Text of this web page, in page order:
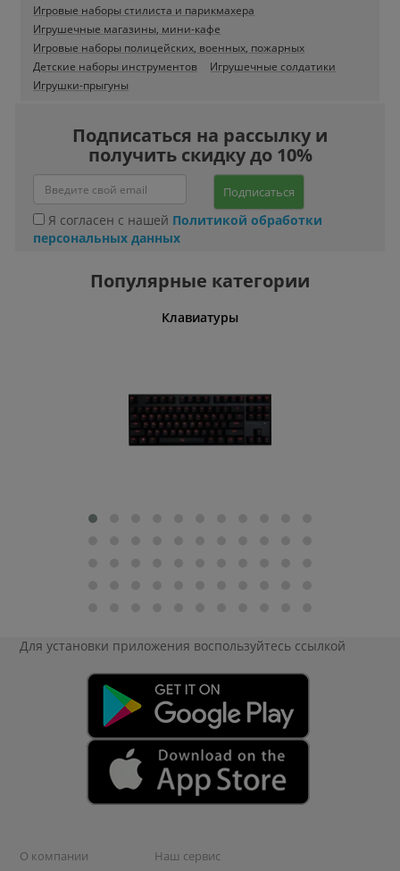
Игровые наборы стилиста и парикмахера
Игрушечные магазины, мини-кафе
Игровые наборы полицейских, военных, пожарных
Детские наборы инструментов
Игрушечные солдатики
Игрушки-прыгуны
Подписаться на рассылку и
получить скидку до 10%
Подписаться
Я согласен с нашей Политикой обработки
персональных данных
Популярные категории
Клавиатуры
Для установки приложения воспользуйтесь ссылкой
О компании
Наш сервис